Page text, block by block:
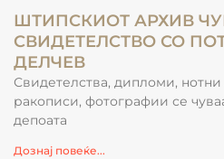
ШТИПСКИОТ АРХИВ
СВИДЕТЕЛСТВО СО
ДЕЛЧЕВ
Свидетелства, дипломи,
ракописи, фотографии се
депоата
Дознај повеќе...